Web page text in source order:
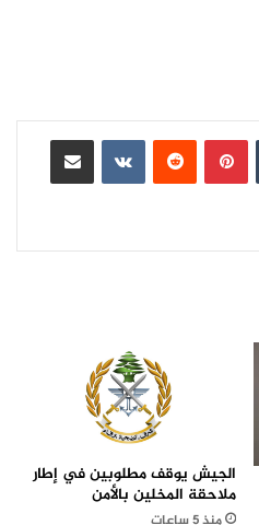
بينتيريست
مشاركة عبر البريد
الجيش يوقف مطلوبين في إطار
ملاحقة المخلين بالأمن
منذ 5 ساعات